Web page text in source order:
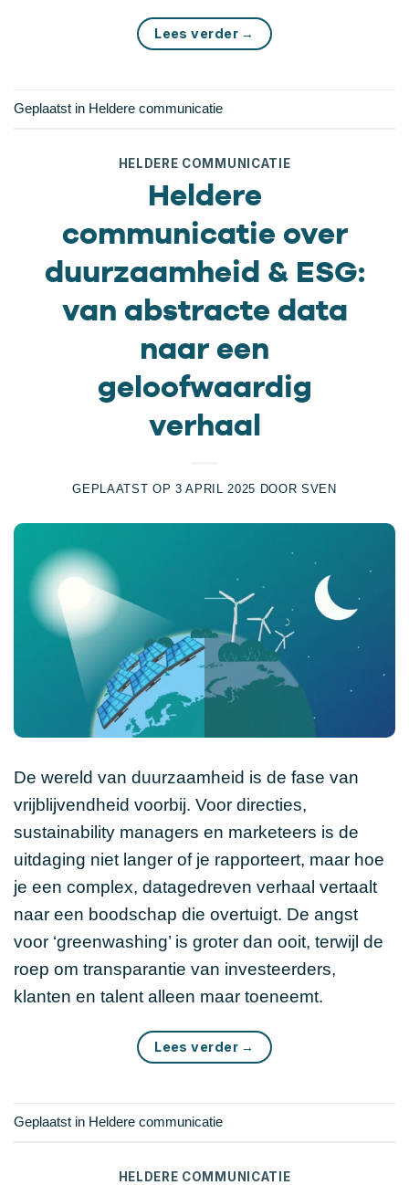
Lees verder →
Geplaatst in Heldere communicatie
HELDERE COMMUNICATIE
Heldere
communicatie over
duurzaamheid & ESG:
van abstracte data
naar een
geloofwaardig
verhaal
GEPLAATST OP 3 APRIL 2025 DOORSVEN
De wereld van duurzaamheid is de fase van
vrijblijvendheid voorbij. Voor directies,
sustainability managers en marketeers is de
uitdaging niet langer of je rapporteert, maar hoe
je een complex, datagedreven verhaal vertaalt
naar een boodschap die overtuigt. De angst
voor ‘greenwashing’ is groter dan ooit, terwijl de
roep om transparantie van investeerders,
klanten en talent alleen maar toeneemt.
Lees verder →
Geplaatst in Heldere communicatie
HELDERE COMMUNICATIE